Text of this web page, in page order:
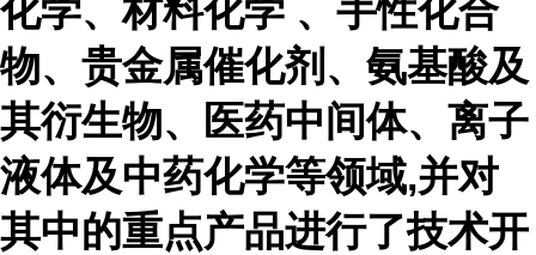
化学、材料化学 、手性化合
物、贵金属催化剂、氨基酸及
其衍生物、医药中间体、离子
液体及中药化学等领域,并对
其中的重点产品进行了技术开